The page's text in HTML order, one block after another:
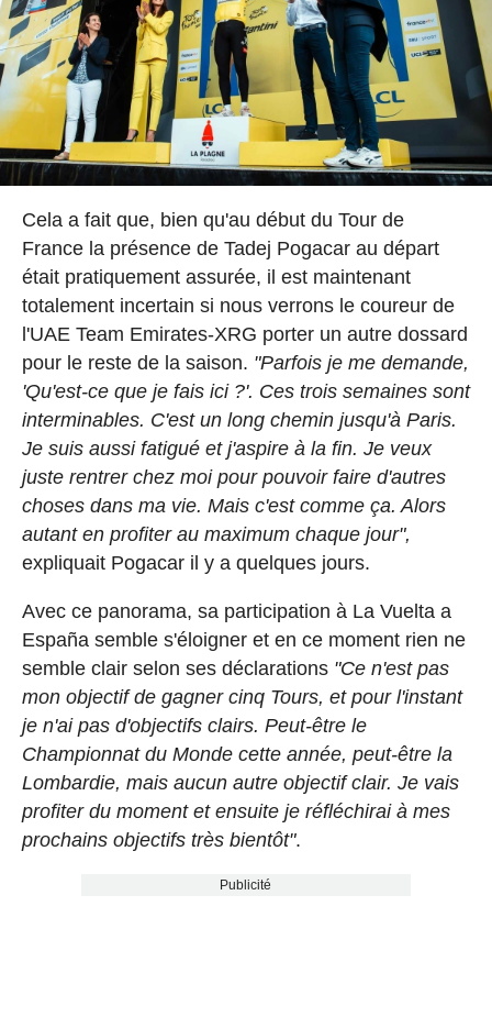
Cela a fait que, bien qu'au début du Tour de
France la présence de Tadej Pogacar au départ
était pratiquement assurée, il est maintenant
totalement incertain si nous verrons le coureur de
l'UAE Team Emirates-XRG porter un autre dossard
pour le reste de la saison. "Parfois je me demande,
'Qu'est-ce que je fais ici ?'. Ces trois semaines sont
interminables. C'est un long chemin jusqu'à Paris.
Je suis aussi fatigué et j'aspire à la fin. Je veux
juste rentrer chez moi pour pouvoir faire d'autres
choses dans ma vie. Mais c'est comme ça. Alors
autant en profiter au maximum chaque jour",
expliquait Pogacar il y a quelques jours.
Avec ce panorama, sa participation à La Vuelta a
España semble s'éloigner et en ce moment rien ne
semble clair selon ses déclarations "Ce n'est pas
mon objectif de gagner cinq Tours, et pour l'instant
je n'ai pas d'objectifs clairs. Peut-être le
Championnat du Monde cette année, peut-être la
Lombardie, mais aucun autre objectif clair. Je vais
profiter du moment et ensuite je réfléchirai à mes
prochains objectifs très bientôt".
Publicité